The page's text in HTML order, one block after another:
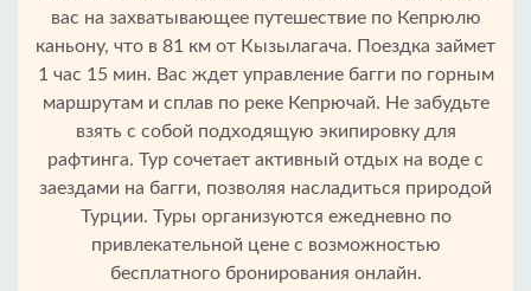
вас на захватывающее путешествие по Кепрюлю
каньону, что в 81 км от Кызылагача. Поездка займет
1 час 15 мин. Вас ждет управление багги по горным
маршрутам и сплав по реке Кепрючай. Не забудьте
взять с собой подходящую экипировку для
рафтинга. Тур сочетает активный отдых на воде с
заездами на багги, позволяя насладиться природой
Турции. Туры организуются ежедневно по
привлекательной цене с возможностью
бесплатного бронирования онлайн.